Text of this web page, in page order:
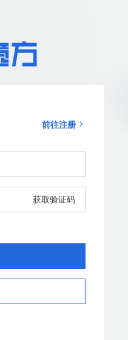
前往注册
获取验证码